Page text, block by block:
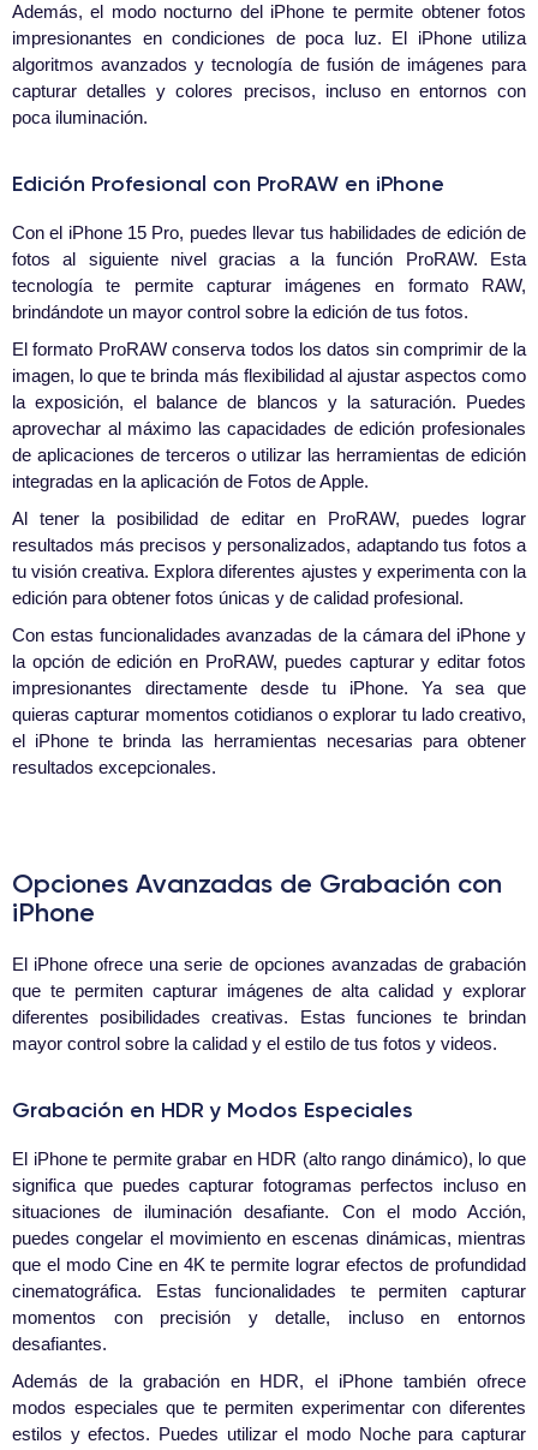
Además, el modo nocturno del iPhone te permite obtener fotos
impresionantes en condiciones de poca luz. El iPhone utiliza
algoritmos avanzados y tecnología de fusión de imágenes para
capturar detalles y colores precisos, incluso en entornos con
poca iluminación.
Edición Profesional con ProRAW en iPhone
Con el iPhone 15 Pro, puedes llevar tus habilidades de edición de
fotos al siguiente nivel gracias a la función ProRAW. Esta
tecnología te permite capturar imágenes en formato RAW,
brindándote un mayor control sobre la edición de tus fotos.
El formato ProRAW conserva todos los datos sin comprimir de la
imagen, lo que te brinda más flexibilidad al ajustar aspectos como
la exposición, el balance de blancos y la saturación. Puedes
aprovechar al máximo las capacidades de edición profesionales
de aplicaciones de terceros o utilizar las herramientas de edición
integradas en la aplicación de Fotos de Apple.
Al tener la posibilidad de editar en ProRAW, puedes lograr
resultados más precisos y personalizados, adaptando tus fotos a
tu visión creativa. Explora diferentes ajustes y experimenta con la
edición para obtener fotos únicas y de calidad profesional.
Con estas funcionalidades avanzadas de la cámara del iPhone y
la opción de edición en ProRAW, puedes capturar y editar fotos
impresionantes directamente desde tu iPhone. Ya sea que
quieras capturar momentos cotidianos o explorar tu lado creativo,
el iPhone te brinda las herramientas necesarias para obtener
resultados excepcionales.
Opciones Avanzadas de Grabación con
iPhone
El iPhone ofrece una serie de opciones avanzadas de grabación
que te permiten capturar imágenes de alta calidad y explorar
diferentes posibilidades creativas. Estas funciones te brindan
mayor control sobre la calidad y el estilo de tus fotos y videos.
Grabación en HDR y Modos Especiales
El iPhone te permite grabar en HDR (alto rango dinámico), lo que
significa que puedes capturar fotogramas perfectos incluso en
situaciones de iluminación desafiante. Con el modo Acción,
puedes congelar el movimiento en escenas dinámicas, mientras
que el modo Cine en 4K te permite lograr efectos de profundidad
cinematográfica. Estas funcionalidades te permiten capturar
momentos con precisión y detalle, incluso en entornos
desafiantes.
Además de la grabación en HDR, el iPhone también ofrece
modos especiales que te permiten experimentar con diferentes
estilos y efectos. Puedes utilizar el modo Noche para capturar